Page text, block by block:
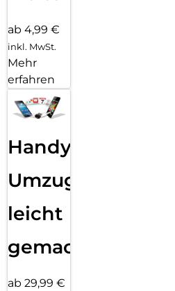
ab 4,99 €
inkl. MwSt.
Mehr
erfahren
Handy
Umzug
leicht
gemacht!
ab 29,99 €